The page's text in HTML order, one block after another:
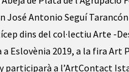
José Antonio Seguí
dins del col·lectiu Arte -
Eslovènia 2019, a la fira Art
participarà a l’ArtContact